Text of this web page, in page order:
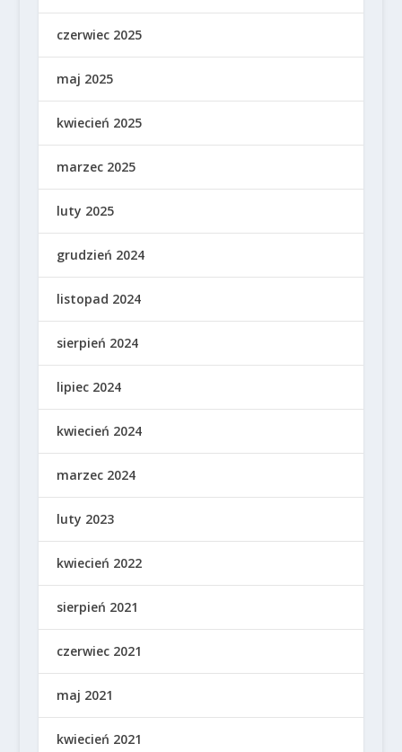
czerwiec 2025
maj 2025
kwiecień 2025
marzec 2025
luty 2025
grudzień 2024
listopad 2024
sierpień 2024
lipiec 2024
kwiecień 2024
marzec 2024
luty 2023
kwiecień 2022
sierpień 2021
czerwiec 2021
maj 2021
kwiecień 2021